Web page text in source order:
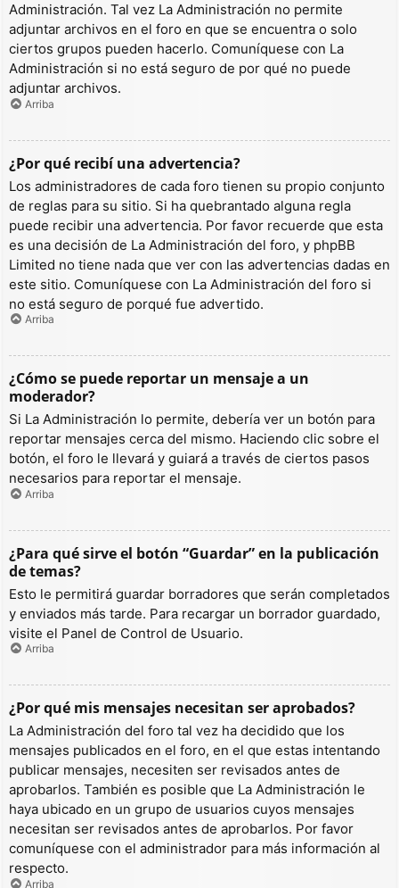
Administración. Tal vez La Administración no permite
adjuntar archivos en el foro en que se encuentra o solo
ciertos grupos pueden hacerlo. Comuníquese con La
Administración si no está seguro de por qué no puede
adjuntar archivos.
Arriba
¿Por qué recibí una advertencia?
Los administradores de cada foro tienen su propio conjunto
de reglas para su sitio. Si ha quebrantado alguna regla
puede recibir una advertencia. Por favor recuerde que esta
es una decisión de La Administración del foro, y phpBB
Limited no tiene nada que ver con las advertencias dadas en
este sitio. Comuníquese con La Administración del foro si
no está seguro de porqué fue advertido.
Arriba
¿Cómo se puede reportar un mensaje a un
moderador?
Si La Administración lo permite, debería ver un botón para
reportar mensajes cerca del mismo. Haciendo clic sobre el
botón, el foro le llevará y guiará a través de ciertos pasos
necesarios para reportar el mensaje.
Arriba
¿Para qué sirve el botón “Guardar” en la publicación
de temas?
Esto le permitirá guardar borradores que serán completados
y enviados más tarde. Para recargar un borrador guardado,
visite el Panel de Control de Usuario.
Arriba
¿Por qué mis mensajes necesitan ser aprobados?
La Administración del foro tal vez ha decidido que los
mensajes publicados en el foro, en el que estas intentando
publicar mensajes, necesiten ser revisados antes de
aprobarlos. También es posible que La Administración le
haya ubicado en un grupo de usuarios cuyos mensajes
necesitan ser revisados antes de aprobarlos. Por favor
comuníquese con el administrador para más información al
respecto.
Arriba